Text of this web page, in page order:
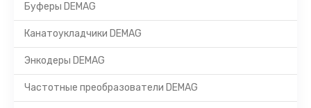
Буферы DEMAG
Канатоукладчики DEMAG
Энкодеры DEMAG
Частотные преобразователи DEMAG